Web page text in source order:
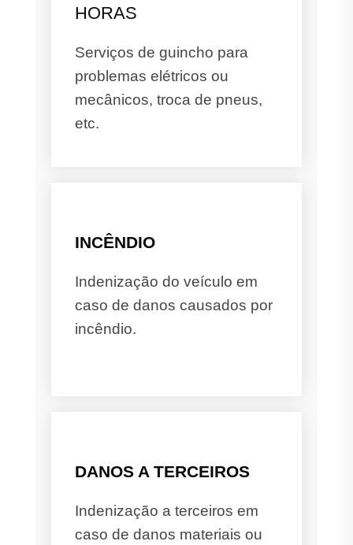
HORAS
Serviços de guincho para
problemas elétricos ou
mecânicos, troca de pneus,
etc.
INCÊNDIO
Indenização do veículo em
caso de danos causados por
incêndio.
DANOS A TERCEIROS
Indenização a terceiros em
caso de danos materiais ou